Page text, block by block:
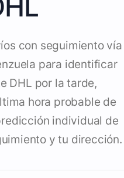
con seguimiento vía
para identificar
DHL por la tarde,
hora probable de
individual de
y tu dirección.